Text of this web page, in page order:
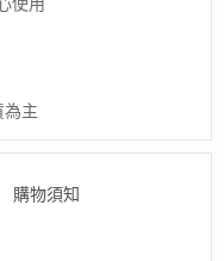
主
購物須知